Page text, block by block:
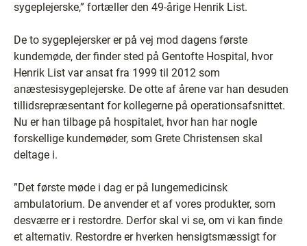
sygeplejerske,” fortæller den 49-årige Henrik List.
De to sygeplejersker er på vej mod dagens første
kundemøde, der finder sted på Gentofte Hospital, hvor
Henrik List var ansat fra 1999 til 2012 som
anæstesisygeplejerske. De otte af årene var han desuden
tillidsrepræsentant for kollegerne på operationsafsnittet.
Nu er han tilbage på hospitalet, hvor han har nogle
forskellige kundemøder, som Grete Christensen skal
deltage i.
”Det første møde i dag er på lungemedicinsk
ambulatorium. De anvender et af vores produkter, som
desværre er i restordre. Derfor skal vi se, om vi kan finde
et alternativ. Restordre er hverken hensigtsmæssigt for